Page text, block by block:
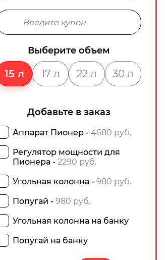
Выберите объем
15 л 17 л 22 л 30 л
Добавьте в заказ
Аппарат Пионер - 4680 руб.
Регулятор мощности для
Пионера - 2290 руб.
Угольная колонна - 980 руб.
Попугай - 980 руб.
Угольная колонна на банку
Попугай на банку